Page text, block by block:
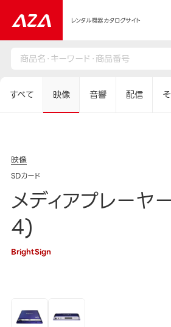
レンタル機器カタログサイト
すべて 映像 音響 配信
映像
SDカード
メディアプレー
4)
BrightSign